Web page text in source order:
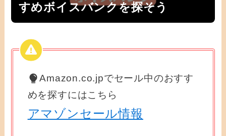
すめボイスバンクを探そう
Amazon.co.jpでセール中のおすす
めを探すにはこちら
アマゾンセール情報